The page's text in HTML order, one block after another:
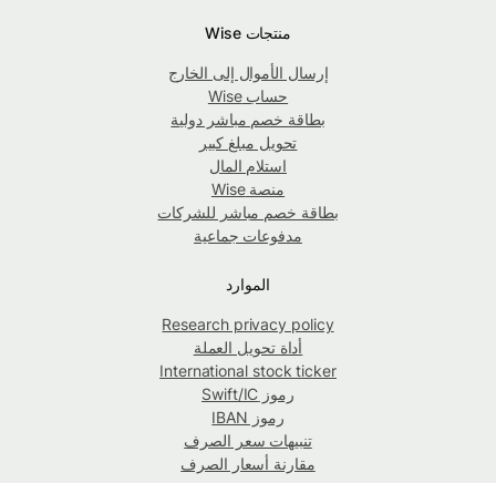
منتجات Wise
إرسال الأموال إلى الخارج
حساب Wise
بطاقة خصم مباشر دولية
تحويل مبلغ كبير
استلام المال
منصة Wise
بطاقة خصم مباشر للشركات
مدفوعات جماعية
الموارد
Research privacy policy
أداة تحويل العملة
International stock ticker
رموز Swift/IC
رموز IBAN
تنبيهات سعر الصرف
مقارنة أسعار الصرف